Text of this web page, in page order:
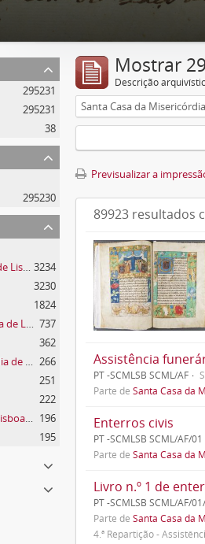
295231
295231
38
295230
Mesa da Santa Casa da Misericórdia de Lisboa 3234
3230
1824
Secretaria/Contadoria da Misericórdia de Lisboa 737
362
Irmão Tesoureiro Geral da Misericórdia de Lisboa (cargo) 266
251
222
Tesoureiro Geral da Misericórdia de Lisboa (cargo) 196
195
Mostrar
Descrição
Santa Casa da
Previsualizar a
89923 resultados
Assistência
PT -SCMLSB SCML/AF
Parte de Santa Casa da
Enterros civis
PT -SCMLSB SCML/AF/01
Parte de Santa Casa da
Livro n.º 1 de
PT -SCMLSB SCML/AF/
Parte de Santa Casa da
4.ª Repartição -